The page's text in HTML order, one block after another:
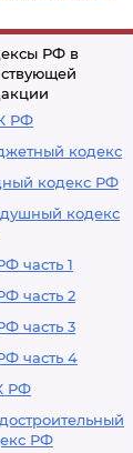
РФ в
РФ
кодекс
кодекс РФ
кодекс
часть 1
часть 2
часть 3
часть 4
РФ
РФ